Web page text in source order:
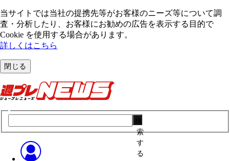
当サイトでは当社の提携先等がお客様のニーズ等について調
査・分析したり、お客様にお勧めの広告を表⽰する⽬的で
Cookie を使⽤する場合があります。
詳しくはこちら
閉じる
索
す
る